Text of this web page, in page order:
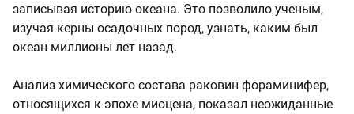
записывая историю океана. Это позволило ученым,
изучая керны осадочных пород, узнать, каким был
океан миллионы лет назад.
Анализ химического состава раковин фораминифер,
относящихся к эпохе миоцена, показал неожиданные